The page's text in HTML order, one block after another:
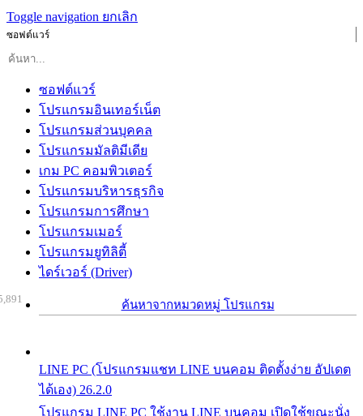
Toggle navigation ยกเลิก
ซอฟต์แวร์
ซอฟต์แวร์
โปรแกรมอินเทอร์เน็ต
โปรแกรมส่วนบุคคล
โปรแกรมมัลติมีเดีย
เกม PC คอมพิวเตอร์
โปรแกรมบริหารธุรกิจ
โปรแกรมการศึกษา
โปรแกรมเมอร์
โปรแกรมยูทิลิตี้
ไดร์เวอร์ (Driver)
ค้นหาจากหมวดหมู่ โปรแกรม
LINE PC (โปรแกรมแชท LINE บนคอม ติดตั้งง่าย อัปเดต
ได้เอง) 26.2.0
โปรแกรม LINE PC ใช้งาน LINE บนคอม เปิดใช้ขณะนั่ง